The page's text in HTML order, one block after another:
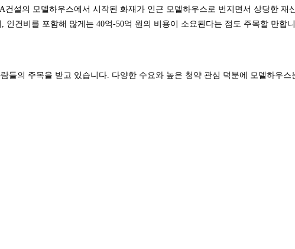
건설의 모델하우스에서 시작된 화재가 인근 모델하우스로 번지면서 상당한 재
건비를 포함해 많게는 40억-50억 원의 비용이 소요된다는 점도 주목할 만합
의 주목을 받고 있습니다. 다양한 수요와 높은 청약 관심 덕분에 모델하우